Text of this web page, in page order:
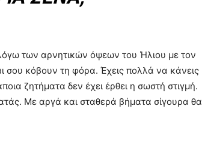
των αρνητικών όψεων του Ήλιου με τον
σου κόβουν τη φόρα. Έχεις πολλά να κάνεις
ζητήματα δεν έχει έρθει η σωστή στιγμή.
Με αργά και σταθερά βήματα σίγουρα θα